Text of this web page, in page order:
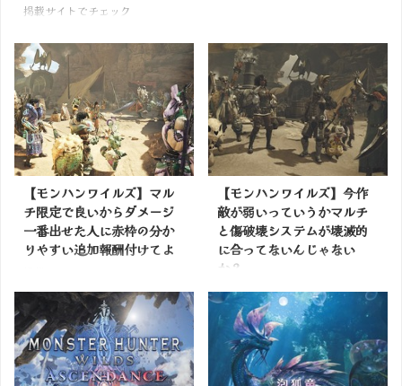
掲載サイトでチェック
【モンハンワイルズ】マル
チ限定で良いからダメージ
一番出せた人に赤枠の分か
りやすい追加報酬付けてよ
【モンハンワイルズ】今作
敵が弱いっていうかマルチ
と傷破壊システムが壊滅的
に合ってないんじゃない
か？
掲載サイトでチェック